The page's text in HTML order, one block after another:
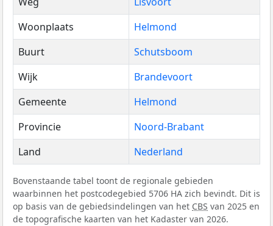
Woonplaats
Helmond
Buurt
Schutsboom
Wijk
Brandevoort
Gemeente
Helmond
Provincie
Noord-Brabant
Land
Nederland
Bovenstaande tabel toont de regionale gebieden
waarbinnen het postcodegebied 5706 HA zich bevindt. Dit is
op basis van de gebiedsindelingen van het CBS van 2025 en
de topografische kaarten van het Kadaster van 2026.